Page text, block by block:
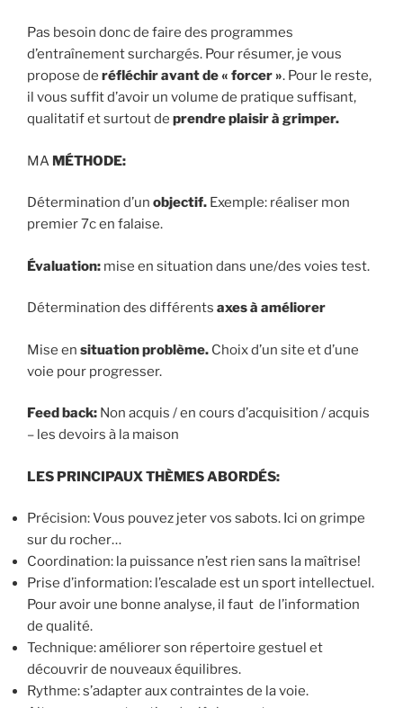
Pas besoin donc de faire des programmes
d’entraînement surchargés. Pour résumer, je vous
propose de réfléchir avant de « forcer ». Pour le reste,
il vous suffit d’avoir un volume de pratique suffisant,
qualitatif et surtout de prendre plaisir à grimper.
MA MÉTHODE:
Détermination d’un objectif. Exemple: réaliser mon
premier 7c en falaise.
Évaluation: mise en situation dans une/des voies test.
Détermination des différents axes à améliorer
Mise en situation problème. Choix d’un site et d’une
voie pour progresser.
Feed back: Non acquis / en cours d’acquisition / acquis
– les devoirs à la maison
LES PRINCIPAUX THÈMES ABORDÉS:
Précision: Vous pouvez jeter vos sabots. Ici on grimpe
sur du rocher…
Coordination: la puissance n’est rien sans la maîtrise!
Prise d’information: l’escalade est un sport intellectuel.
Pour avoir une bonne analyse, il faut de l’information
de qualité.
Technique: améliorer son répertoire gestuel et
découvrir de nouveaux équilibres.
Rythme: s’adapter aux contraintes de la voie.